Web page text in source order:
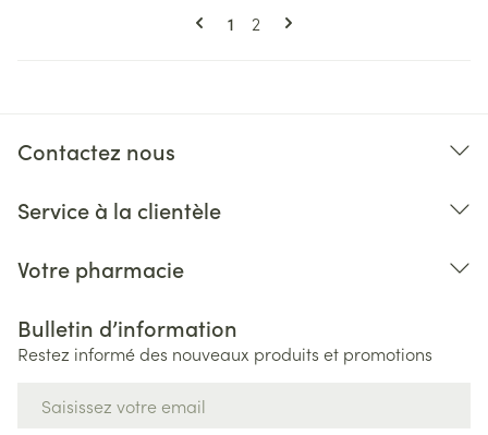
Pages
Vous lisez actuellement la page
1 Page
2
Contactez nous
Service à la clientèle
Votre pharmacie
Bulletin d’information
Restez informé des nouveaux produits et promotions